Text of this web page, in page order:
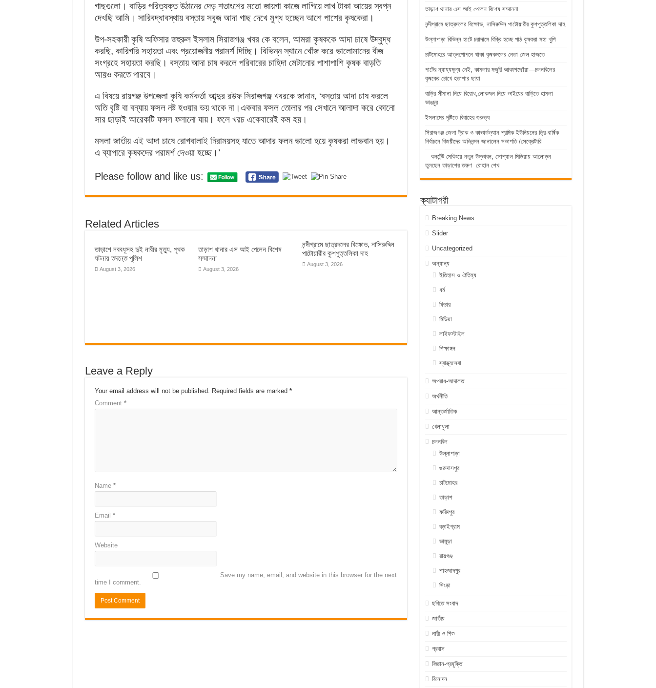
গাছগুলো। বাড়ির পরিত্যক্ত উঠানের দেড় শতাংশের মতো জায়গা কাজে লাগিয়ে লাখ টাকা আয়ের স্বপ্ন
দেখছি আমি। সারিবদ্ধাবস্থায় বস্তায় সবুজ আদা গাছ দেখে মুগ্ধ হচ্ছেন আশে পাশের কৃষকেরা।
উপ-সহকারী কৃষি অফিসার জহুরুল ইসলাম সিরাজগঞ্জ খবর কে বলেন, আমরা কৃষককে আদা চাষে উদ্বুদ্ধ
করছি, কারিগরি সহায়তা এবং প্রয়োজনীয় পরামর্শ দিচ্ছি। বিভিন্ন স্থানে খোঁজ করে ভালোমানের বীজ
সংগ্রহে সহায়তা করছি। বস্তায় আদা চাষ করলে পরিবারের চাহিদা মেটানোর পাশাপাশি কৃষক বাড়তি
আয়ও করতে পারবে।
এ বিষয়ে রায়গঞ্জ উপজেলা কৃষি কর্মকর্তা আব্দুর রউফ সিরাজগঞ্জ খবরকে জানান, ‘বস্তায় আদা চাষ করলে
অতি বৃষ্টি বা বন্যায় ফসল নষ্ট হওয়ার ভয় থাকে না।একবার ফসল তোলার পর সেখানে আলাদা করে কোনো
সার ছাড়াই আরেকটি ফসল ফলানো যায়। ফলে খরচ একেবারেই কম হয়।
মসলা জাতীয় এই আদা চাষে রোগবালাই নিরাময়সহ যাতে আদার ফলন ভালো হয়ে কৃষকরা লাভবান হয়।
এ ব্যাপারে কৃষকদের পরামর্শ দেওয়া হচ্ছে।’
Please follow and like us:
Related Articles
তাড়াশে নববধূসহ দুই নারীর মৃত্যু, পৃথক
ঘটনায় তদন্তে পুলিশ
August 3, 2026
তাড়াশ থানার এস আই পেলেন বিশেষ
সম্মাননা
August 3, 2026
নন্দীগ্রামে ছাত্রদলের বিক্ষোভ, নাসিরুদ্দিন
পাটোয়ারীর কুশপুত্তলিকা দাহ
August 3, 2026
Leave a Reply
Your email address will not be published. Required fields are marked *
Comment *
Name *
Email *
Website
Save my name, email, and website in this browser for the next
time I comment.
তাড়াশ থানার এস আই পেলেন বিশেষ সম্মাননা
নন্দীগ্রামে ছাত্রদলের বিক্ষোভ, নাসিরুদ্দিন পাটোয়ারীর কুশপুত্তলিকা দাহ
উল্লাপাড়া বিভিন্ন হাটে চরাদামে বিক্রি হচ্ছে পাঠ কৃষকরা মহা খুশি
চাটমোহরে আত্নগোপনে থাকা কৃষকদলের নেতা জেল হাজতে
পাটের ন্যায্যমূল্য নেই, কামলার মজুরি আকাশছোঁয়া—চলনবিলের
কৃষকের চোখে হতাশার ছায়া
বাড়ির সীমানা নিয়ে বিরোধ,লোকজন নিয়ে ভাইয়ের বাড়িতে হামলা-
ভাঙচুর
ইসলামের দৃষ্টিতে বিবাহের গুরুত্ব
সিরাজগঞ্জ জেলা ট্রাক ও কাভার্ডভ্যান শ্রমিক ইউনিয়নের ত্রি-বার্ষিক
নির্বাচনে বিজয়ীদের অভিনন্দন জানালেন সভাপতি /সেক্রেটারি
কনটেন্ট মেকিংয়ে নতুন উদ্ভাবন, সোশ্যাল মিডিয়ায় আলোড়ন
তুলছেন তাড়াশের তরুণ রোহান শেখ
ক্যাটাগরী
Breaking News
Slider
Uncategorized
অন্যান্য
ইতিহাস ও ঐতিহ্য
ধর্ম
ফিচার
মিডিয়া
লাইফস্টাইল
শিক্ষাঙ্গন
স্বাস্থ্যসেবা
অপরাধ-আদালত
অর্থনীতি
আন্তর্জাতিক
খেলাধুলা
চলনবিল
উল্লাপাড়া
গুরুদাসপুর
চাটমোহর
তাড়াশ
ফরিদপুর
বড়াইগ্রাম
ভাঙ্গুড়া
রায়গঞ্জ
শাহজাদপুর
সিংড়া
ছবিতে সংবাদ
জাতীয়
নারী ও শিশু
প্রবাস
বিজ্ঞান-প্রযুক্তি
বিনোদন